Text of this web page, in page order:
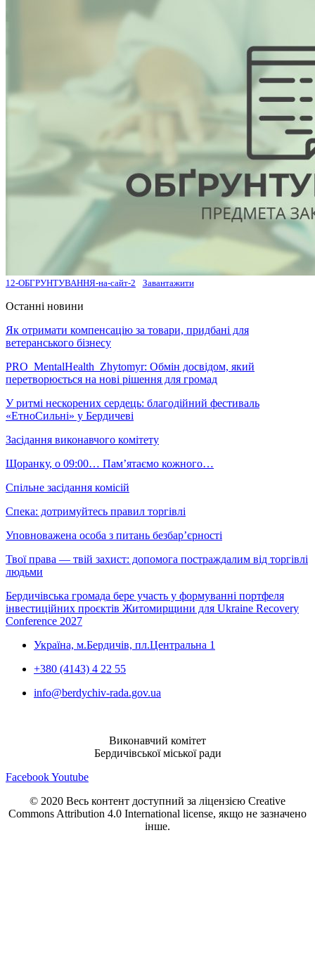
12-ОБГРУНТУВАННЯ-на-сайт-2 Завантажити
Останні новини
Як отримати компенсацію за товари, придбані для
ветеранського бізнесу
PRO_MentalHealth_Zhytomyr: Обмін досвідом, який
перетворюється на нові рішення для громад
У ритмі нескорених сердець: благодійний фестиваль
«ЕтноСильні» у Бердичеві
Засідання виконавчого комітету
Щоранку, о 09:00… Пам’ятаємо кожного…
Спільне засідання комісій
Спека: дотримуйтесь правил торгівлі
Уповноважена особа з питань безбар’єрності
Твої права — твій захист: допомога постраждалим від торгівлі
людьми
Бердичівська громада бере участь у формуванні портфеля
інвестиційних проєктів Житомирщини для Ukraine Recovery
Conference 2027
Україна, м.Бердичів, пл.Центральна 1
+380 (4143) 4 22 55
info@berdychiv-rada.gov.ua
Виконавчий комітет
Бердичівської міської ради
FacebookYoutube
© 2020 Весь контент доступний за ліцензією Creative
Commons Attribution 4.0 International license, якщо не зазначено
інше.